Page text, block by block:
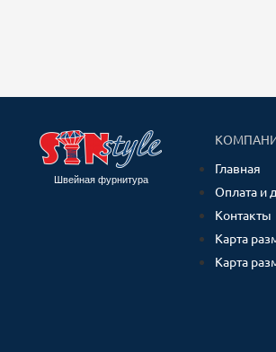
Швейная фурнитура
Главная
Оплата и
Контакты
Карта
Карта